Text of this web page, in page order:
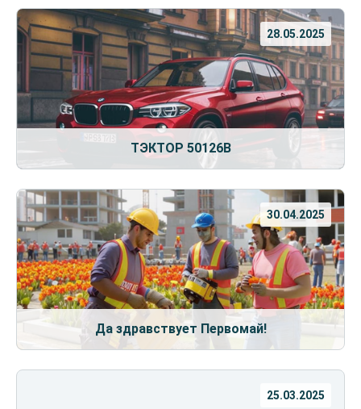
28.05.2025
ТЭКТОР 50126В
30.04.2025
Да здравствует Первомай!
25.03.2025